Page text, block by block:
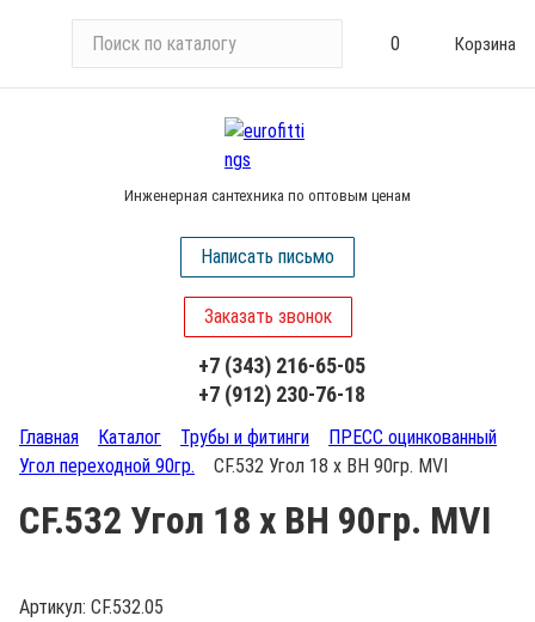
и
у
0 Корзина
Инженерная сантехника по оптовым ценам
Написать письмо
Заказать звонок
+7 (343) 216-65-05
+7 (912) 230-76-18
Главная Каталог Трубы и фитинги
ПРЕСС оцинкованный
Угол переходной 90гр.
CF.532 Угол 18 х ВН 90гр. MVI
CF.532 Угол 18 х ВН 90гр. MVI
Артикул: CF.532.05